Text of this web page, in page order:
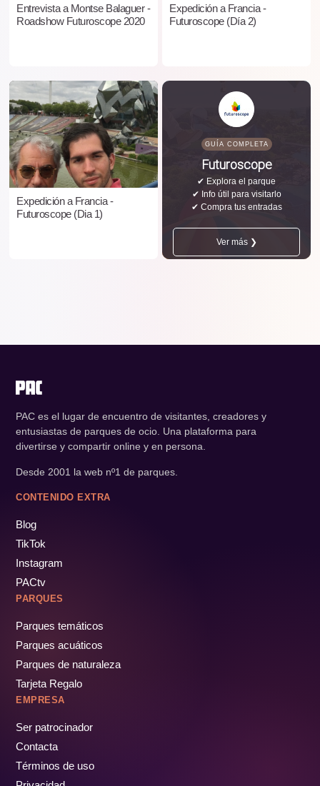
Entrevista a Montse Balaguer -
Roadshow Futuroscope 2020
Expedición a Francia -
Futuroscope (Día 2)
Expedición a Francia -
Futuroscope (Dia 1)
GUÍA COMPLETA
Futuroscope
✔ Explora el parque
✔ Info útil para visitarlo
✔ Compra tus entradas
Ver más ❯
PAC es el lugar de encuentro de visitantes, creadores y
entusiastas de parques de ocio. Una plataforma para
divertirse y compartir online y en persona.
Desde 2001 la web nº1 de parques.
CONTENIDO EXTRA
Blog
TikTok
Instagram
PACtv
PARQUES
Parques temáticos
Parques acuáticos
Parques de naturaleza
Tarjeta Regalo
EMPRESA
Ser patrocinador
Contacta
Términos de uso